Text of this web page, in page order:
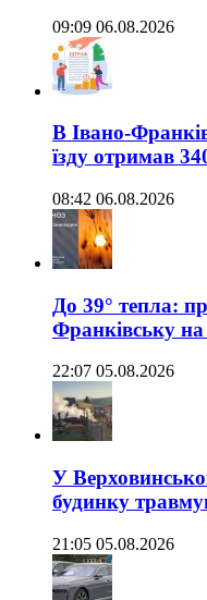
09:09 06.08.2026
В Івано-
їзду отримав
08:42 06.08.2026
До 39° тепла:
Франківську
22:07 05.08.2026
У
будинку
21:05 05.08.2026